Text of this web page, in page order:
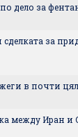
дело за
за
в почти
между Иран и